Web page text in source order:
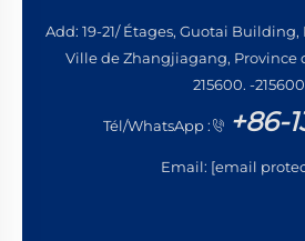
Add: 19-21/ Étages, Guotai
Ville de Zhangjiagang, Province
215600. -215600
Tél/WhatsApp : +86-
Email: [email